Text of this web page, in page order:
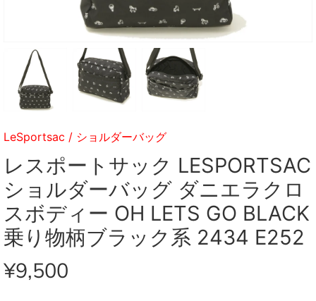
LeSportsac / ショルダーバッグ
レスポートサック LESPORTSAC
ショルダーバッグ ダニエラクロ
スボディー OH LETS GO BLACK
乗り物柄ブラック系 2434 E252
¥9,500